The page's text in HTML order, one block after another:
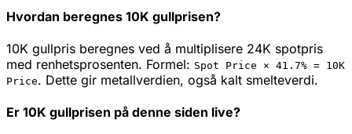
Hvordan beregnes 10K gullprisen?
10K gullpris beregnes ved å multiplisere 24K spotpris
med renhetsprosenten. Formel: Spot Price × 41.7% = 10K
Price. Dette gir metallverdien, også kalt smelteverdi.
Er 10K gullprisen på denne siden live?